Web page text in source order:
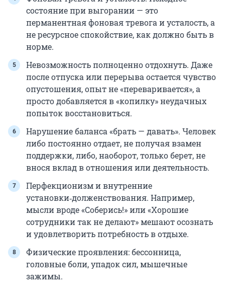
состояние при выгорании — это
перманентная фоновая тревога и усталость, а
не ресурсное спокойствие, как должно быть в
норме.
Невозможность полноценно отдохнуть. Даже
после отпуска или перерыва остается чувство
опустошения, опыт не «переваривается», а
просто добавляется в «копилку» неудачных
попыток восстановиться.
Нарушение баланса «брать — давать». Человек
либо постоянно отдает, не получая взамен
поддержки, либо, наоборот, только берет, не
внося вклад в отношения или деятельность.
Перфекционизм и внутренние
установки‑долженствования. Например,
мысли вроде «Соберись!» или «Хорошие
сотрудники так не делают» мешают осознать
и удовлетворить потребность в отдыхе.
Физические проявления: бессонница,
головные боли, упадок сил, мышечные
зажимы.